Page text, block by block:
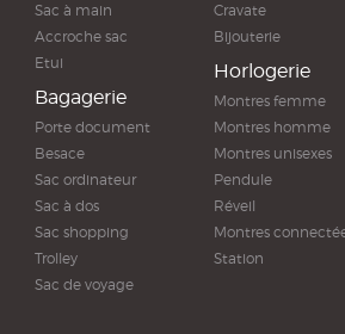
Sac à main
Accroche sac
Etui
Bagagerie
Porte document
Besace
Sac ordinateur
Sac à dos
Sac shopping
Trolley
Sac de voyage
Cravate
Bijouterie
Horlogerie
Montres femme
Montres homme
Montres unisexes
Pendule
Réveil
Montres
Station